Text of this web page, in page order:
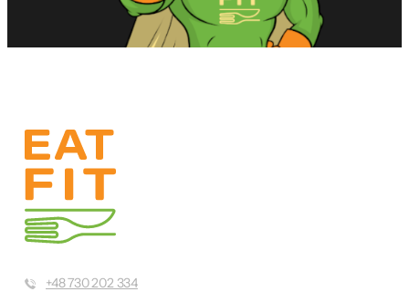
+48 730 202 334